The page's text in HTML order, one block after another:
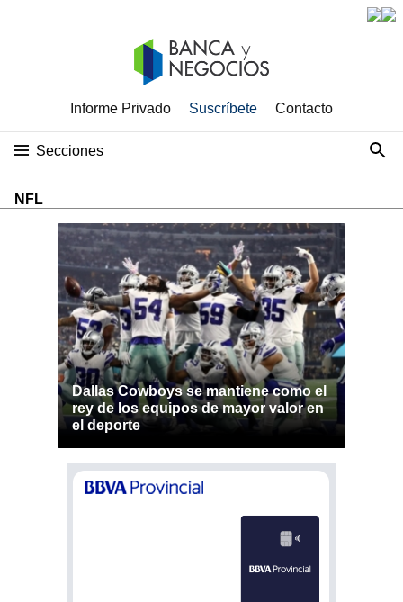
Informe Privado Suscríbete Contacto
Secciones
NFL
Dallas Cowboys se mantiene como el
rey de los equipos de mayor valor en
el deporte